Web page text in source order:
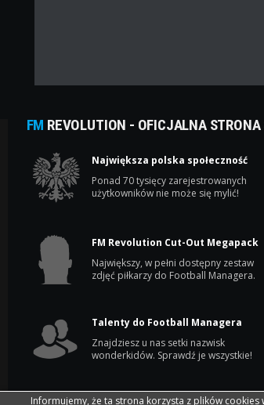
FM REVOLUTION - OFICJALNA STRONA
Największa polska społeczność
Ponad 70 tysięcy zarejestrowanych
użytkowników nie może się mylić!
FM Revolution Cut-Out Megapack
Największy, w pełni dostępny zestaw
zdjęć piłkarzy do Football Managera.
Talenty do Football Managera
Znajdziesz u nas setki nazwisk
wonderkidów. Sprawdź je wszystkie!
Informujemy, że ta strona korzysta z plików cookies